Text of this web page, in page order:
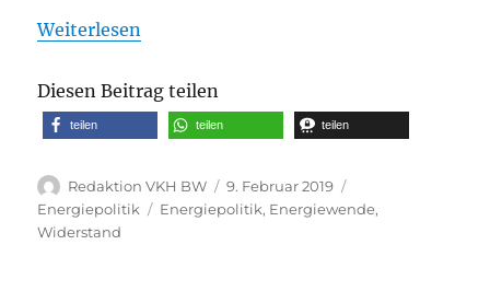
Weiterlesen
Diesen Beitrag teilen
teilen teilen teilen
Autor
Redaktion VKH BW
Veröffentlicht
am
9. Februar 2019
Energiepolitik
Schlagwörter
Energiepolitik, Energiewende,
Widerstand